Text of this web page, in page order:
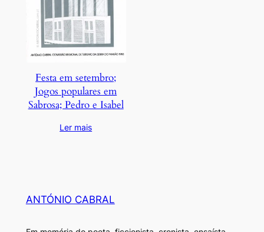
Festa em setembro;
Jogos populares em
Sabrosa; Pedro e Isabel
Ler mais
ANTÓNIO CABRAL